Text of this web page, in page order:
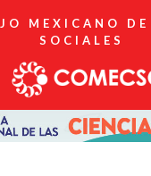
MEXICANO
SOCIALES